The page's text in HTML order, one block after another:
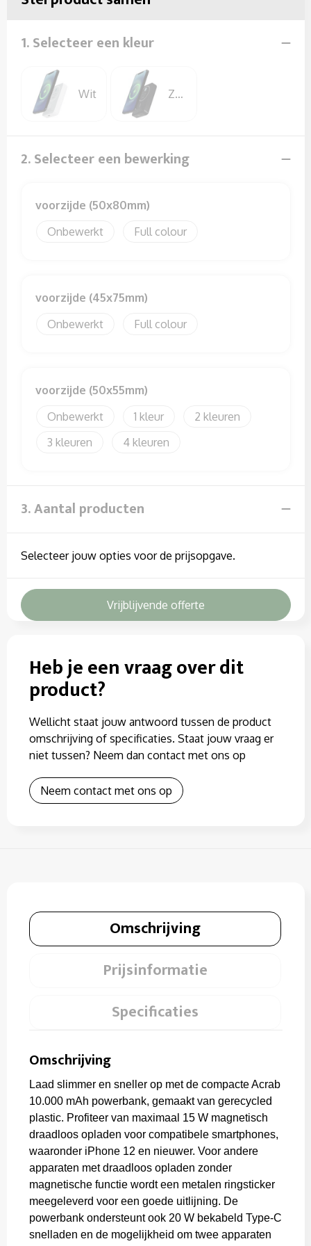
T-Shirts
Veiligheidssignalering en Verlichting
Veiligheidsvesten en Veiligheidshesjes
1. Selecteer een kleur
Wit Zwart
2. Selecteer een bewerking
voorzijde (50x80mm)
Onbewerkt
Full colour
voorzijde (45x75mm)
Onbewerkt
Full colour
voorzijde (50x55mm)
Onbewerkt
1
2
3
4
3. Aantal producten
Selecteer jouw opties voor de prijsopgave.
Vrijblijvende offerte
Heb je een vraag over dit
product?
Wellicht staat jouw antwoord tussen de product
omschrijving of specificaties. Staat jouw vraag er
niet tussen? Neem dan contact met ons op
Neem contact met ons op
Omschrijving
Prijsinformatie
Specificaties
Omschrijving
Laad slimmer en sneller op met de compacte Acrab
10.000 mAh powerbank, gemaakt van gerecycled
plastic. Profiteer van maximaal 15 W magnetisch
draadloos opladen voor compatibele smartphones,
waaronder iPhone 12 en nieuwer. Voor andere
apparaten met draadloos opladen zonder
magnetische functie wordt een metalen ringsticker
meegeleverd voor een goede uitlijning. De
powerbank ondersteunt ook 20 W bekabeld Type-C
snelladen en de mogelijkheid om twee apparaten